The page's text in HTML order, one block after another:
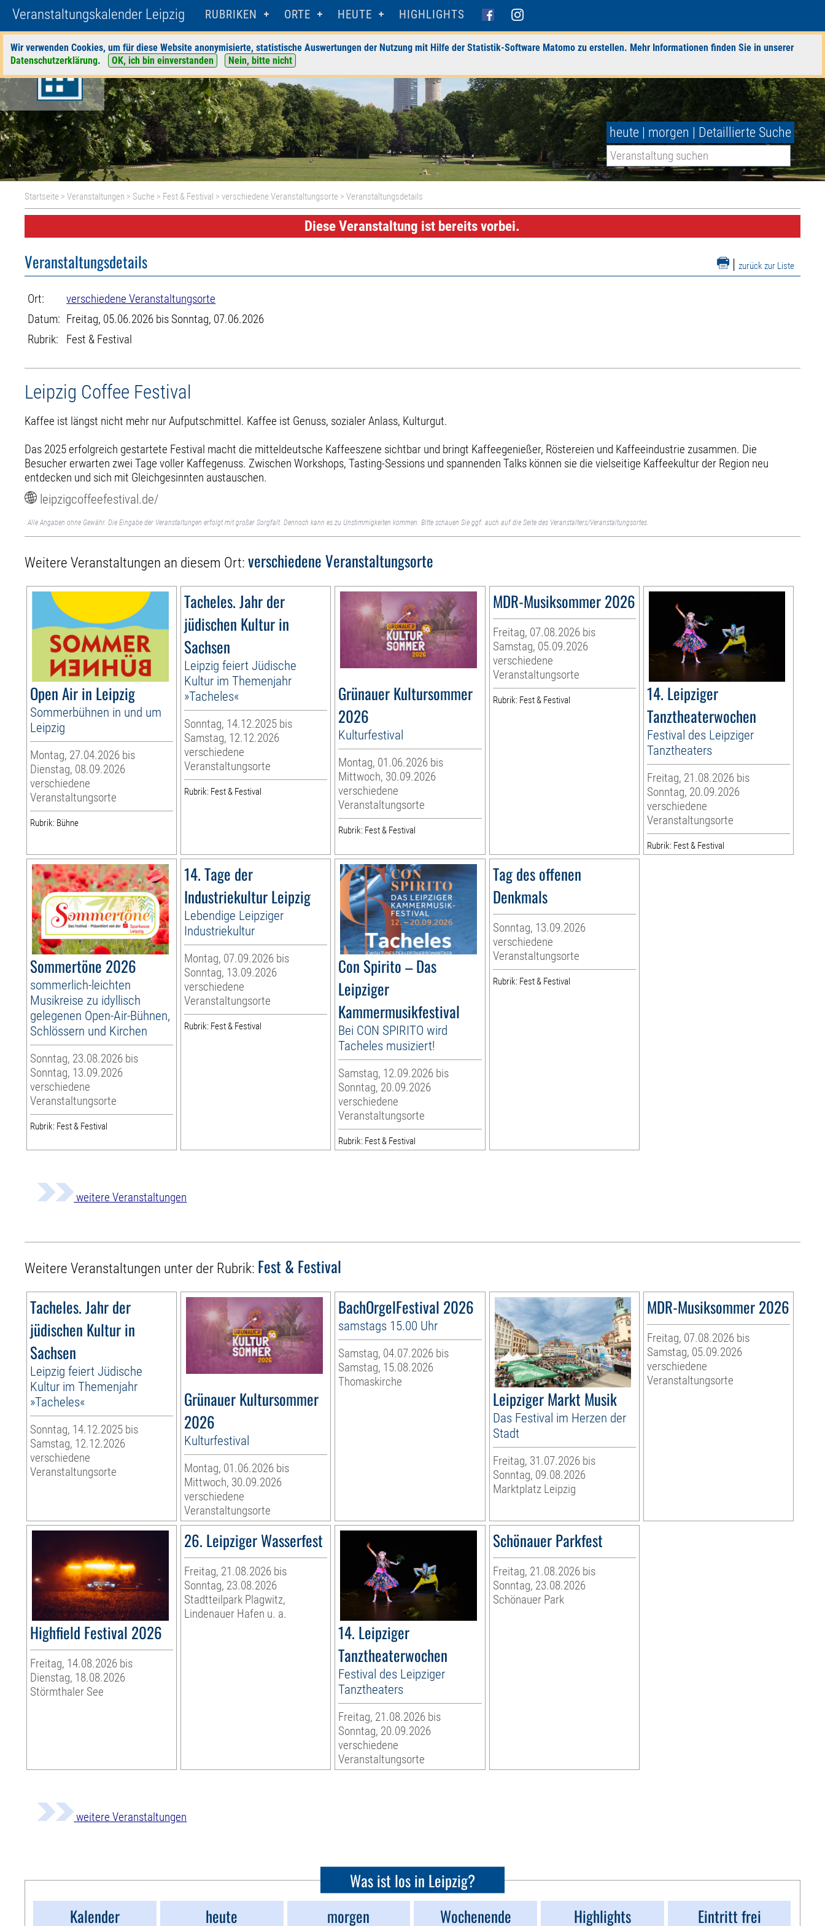
Veranstaltungskalender Leipzig RUBRIKEN ORTE HEUTE HIGHLIGHTS
Wir verwenden Cookies, um für diese Website anonymisierte, statistische Auswertungen der Nutzung mit Hilfe der Statistik-Software Matomo zu erstellen. Mehr Informationen finden Sie in unserer
Datenschutzerklärung. OK, ich bin einverstanden Nein, bitte nicht
heute | morgen | Detaillierte Suche
Startseite >Veranstaltungen > Suche > Fest & Festival >verschiedene Veranstaltungsorte > Veranstaltungsdetails
Diese Veranstaltung ist bereits vorbei.
| zurück zur Liste
Veranstaltungsdetails
Ort:
verschiedene Veranstaltungsorte
Datum: Freitag, 05.06.2026 bis Sonntag, 07.06.2026
Rubrik:
Fest & Festival
Leipzig Coffee Festival
Kaffee ist längst nicht mehr nur Aufputschmittel. Kaffee ist Genuss, sozialer Anlass, Kulturgut.
Das 2025 erfolgreich gestartete Festival macht die mitteldeutsche Kaffeeszene sichtbar und bringt Kaffeegenießer, Röstereien und Kaffeeindustrie zusammen. Die
Besucher erwarten zwei Tage voller Kaffegenuss. Zwischen Workshops, Tasting-Sessions und spannenden Talks können sie die vielseitige Kaffeekultur der Region neu
entdecken und sich mit Gleichgesinnten austauschen.
leipzigcoffeefestival.de/
Alle Angaben ohne Gewähr. Die Eingabe der Veranstaltungen erfolgt mit großer Sorgfalt. Dennoch kann es zu Unstimmigkeiten kommen. Bitte schauen Sie ggf. auch auf die Seite des Veranstalters/Veranstaltungsortes.
Weitere Veranstaltungen an diesem Ort:verschiedene Veranstaltungsorte
Open Air in Leipzig
Sommerbühnen in und um
Leipzig
Montag, 27.04.2026 bis
Dienstag, 08.09.2026
verschiedene
Veranstaltungsorte
Rubrik: Bühne
Tacheles. Jahr der
jüdischen Kultur in
Sachsen
Leipzig feiert Jüdische
Kultur im Themenjahr
»Tacheles«
Sonntag, 14.12.2025 bis
Samstag, 12.12.2026
verschiedene
Veranstaltungsorte
Rubrik: Fest & Festival
Grünauer Kultursommer
2026
Kulturfestival
Montag, 01.06.2026 bis
Mittwoch, 30.09.2026
verschiedene
Veranstaltungsorte
Rubrik: Fest & Festival
MDR-Musiksommer 2026
Freitag, 07.08.2026 bis
Samstag, 05.09.2026
verschiedene
Veranstaltungsorte
Rubrik: Fest & Festival
14. Leipziger
Tanztheaterwochen
Festival des Leipziger
Tanztheaters
Freitag, 21.08.2026 bis
Sonntag, 20.09.2026
verschiedene
Veranstaltungsorte
Rubrik: Fest & Festival
Sommertöne 2026
sommerlich-leichten
Musikreise zu idyllisch
gelegenen Open-Air-Bühnen,
Schlössern und Kirchen
Sonntag, 23.08.2026 bis
Sonntag, 13.09.2026
verschiedene
Veranstaltungsorte
Rubrik: Fest & Festival
14. Tage der
Industriekultur Leipzig
Lebendige Leipziger
Industriekultur
Montag, 07.09.2026 bis
Sonntag, 13.09.2026
verschiedene
Veranstaltungsorte
Rubrik: Fest & Festival
Con Spirito – Das
Leipziger
Kammermusikfestival
Bei CON SPIRITO wird
Tacheles musiziert!
Samstag, 12.09.2026 bis
Sonntag, 20.09.2026
verschiedene
Veranstaltungsorte
Rubrik: Fest & Festival
Tag des offenen
Denkmals
Sonntag, 13.09.2026
verschiedene
Veranstaltungsorte
Rubrik: Fest & Festival
weitere Veranstaltungen
Weitere Veranstaltungen unter der Rubrik: Fest & Festival
Tacheles. Jahr der
jüdischen Kultur in
Sachsen
Leipzig feiert Jüdische
Kultur im Themenjahr
»Tacheles«
Sonntag, 14.12.2025 bis
Samstag, 12.12.2026
verschiedene
Veranstaltungsorte
Grünauer Kultursommer
2026
Kulturfestival
Montag, 01.06.2026 bis
Mittwoch, 30.09.2026
verschiedene
Veranstaltungsorte
BachOrgelFestival 2026
samstags 15.00 Uhr
Samstag, 04.07.2026 bis
Samstag, 15.08.2026
Thomaskirche
Leipziger Markt Musik
Das Festival im Herzen der
Stadt
Freitag, 31.07.2026 bis
Sonntag, 09.08.2026
Marktplatz Leipzig
MDR-Musiksommer 2026
Freitag, 07.08.2026 bis
Samstag, 05.09.2026
verschiedene
Veranstaltungsorte
Highfield Festival 2026
Freitag, 14.08.2026 bis
Dienstag, 18.08.2026
Störmthaler See
26. Leipziger Wasserfest
Freitag, 21.08.2026 bis
Sonntag, 23.08.2026
Stadtteilpark Plagwitz,
Lindenauer Hafen u. a.
14. Leipziger
Tanztheaterwochen
Festival des Leipziger
Tanztheaters
Freitag, 21.08.2026 bis
Sonntag, 20.09.2026
verschiedene
Veranstaltungsorte
Schönauer Parkfest
Freitag, 21.08.2026 bis
Sonntag, 23.08.2026
Schönauer Park
weitere Veranstaltungen
Was ist los in Leipzig?
Kalender
heute morgen Wochenende Highlights Eintritt frei